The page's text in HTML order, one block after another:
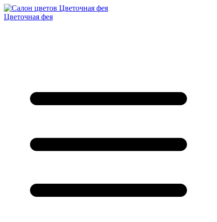
Цветочная фея